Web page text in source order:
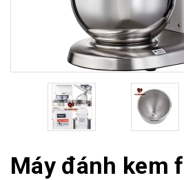
Máy đánh kem